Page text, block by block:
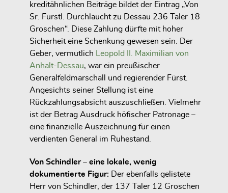
kreditähnlichen Beiträge bildet der Eintrag „Von
Sr. Fürstl. Durchlaucht zu Dessau 236 Taler 18
Groschen“. Diese Zahlung dürfte mit hoher
Sicherheiteine Schenkung gewesen sein. Der
Geber, vermutlich
Leopold II. Maximilian von
Anhalt-Dessau, war ein preußischer
Generalfeldmarschall und regierender Fürst.
Angesichts seiner Stellung ist eine
Rückzahlungsabsicht auszuschließen. Vielmehr
ist der Betrag Ausdruck höfischer Patronage –
eine finanzielle Auszeichnung für einen
verdienten General im Ruhestand.
Von Schindler – eine lokale, wenig
dokumentierte Figur:
Der ebenfalls gelistete
Herr von Schindler, der 137 Taler 12 Groschen